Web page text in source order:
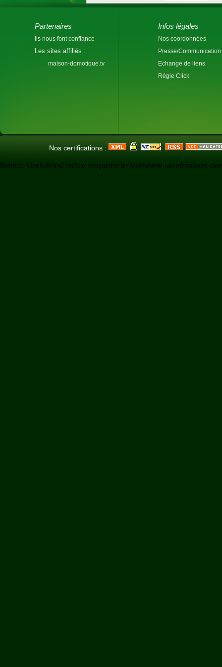
Partenaires
Ils nous font confiance
Les sites affiliés :
maison-domotique.tv
Infos légales
Nos coordonnées
Presse/Communication
Echange de liens
Régie Click
Nos certifications :
Notice: Undefined index: etiquette in /var/www-user/maison-